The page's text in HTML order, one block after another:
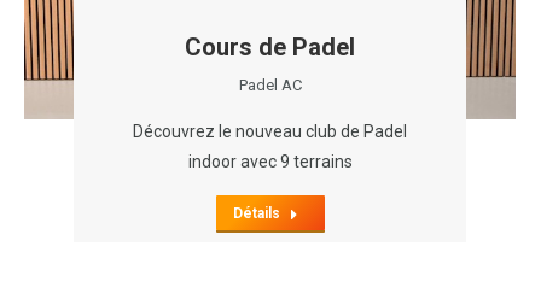
Cours de Padel
Padel AC
Découvrez le nouveau club de Padel
indoor avec 9 terrains
Détails